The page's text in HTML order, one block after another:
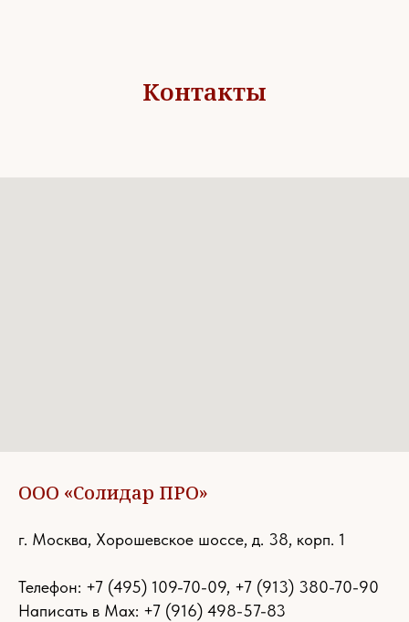
Контакты
ООО «Солидар ПРО»
г. Москва, Хорошевское шоссе, д. 38, корп. 1
Телефон: +7 (495) 109-70-09, +7 (913) 380-70-90
Написать в Max: +7 (916) 498-57-83